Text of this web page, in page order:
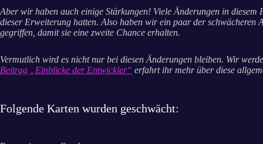
Aber wir haben auch einige Stärkungen! Viele Änderungen in
dieser Erweiterung hatten. Also haben wir ein paar der schwächeren
gegriffen, damit sie eine zweite Chance erhalten.
Vermutlich wird es nicht nur bei diesen Änderungen bleiben. Wir
Beitrag „Einblicke der Entwickler“ erfahrt ihr mehr über diese
Folgende Karten wurden geschwächt: